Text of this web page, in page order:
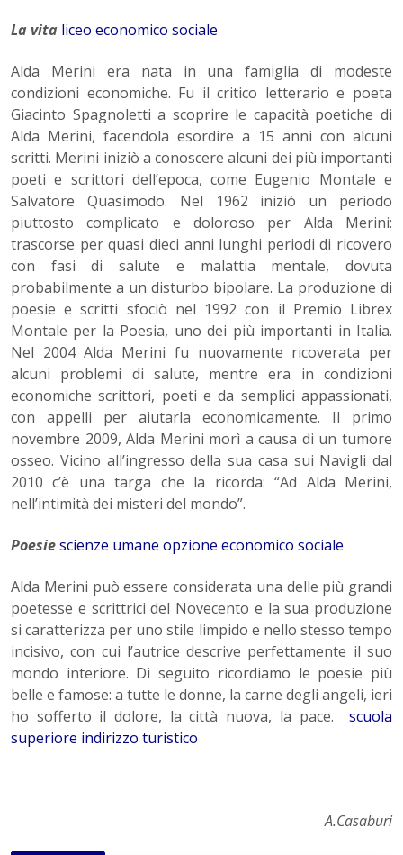
La vita liceo economico sociale
Alda Merini era nata in una famiglia di modeste
condizioni economiche. Fu il critico letterario e poeta
Giacinto Spagnoletti a scoprire le capacità poetiche di
Alda Merini, facendola esordire a 15 anni con alcuni
scritti. Merini iniziò a conoscere alcuni dei più importanti
poeti e scrittori dell’epoca, come Eugenio Montale e
Salvatore Quasimodo. Nel 1962 iniziò un periodo
piuttosto complicato e doloroso per Alda Merini:
trascorse per quasi dieci anni lunghi periodi di ricovero
con fasi di salute e malattia mentale, dovuta
probabilmente a un disturbo bipolare. La produzione di
poesie e scritti sfociò nel 1992 con il Premio Librex
Montale per la Poesia, uno dei più importanti in Italia.
Nel 2004 Alda Merini fu nuovamente ricoverata per
alcuni problemi di salute, mentre era in condizioni
economiche scrittori, poeti e da semplici appassionati,
con appelli per aiutarla economicamente. Il primo
novembre 2009, Alda Merini morì a causa di un tumore
osseo. Vicino all’ingresso della sua casa sui Navigli dal
2010 c’è una targa che la ricorda: “Ad Alda Merini,
nell’intimità dei misteri del mondo”.
Poesiescienze umane opzione economico sociale
Alda Merini può essere considerata una delle più grandi
poetesse e scrittrici del Novecento e la sua produzione
si caratterizza per uno stile limpido e nello stesso tempo
incisivo, con cui l’autrice descrive perfettamente il suo
mondo interiore. Di seguito ricordiamo le poesie più
belle e famose: a tutte le donne, la carne degli angeli, ieri
ho sofferto il dolore, la città nuova, la pace.
scuola
superiore indirizzo turistico
A.Casaburi